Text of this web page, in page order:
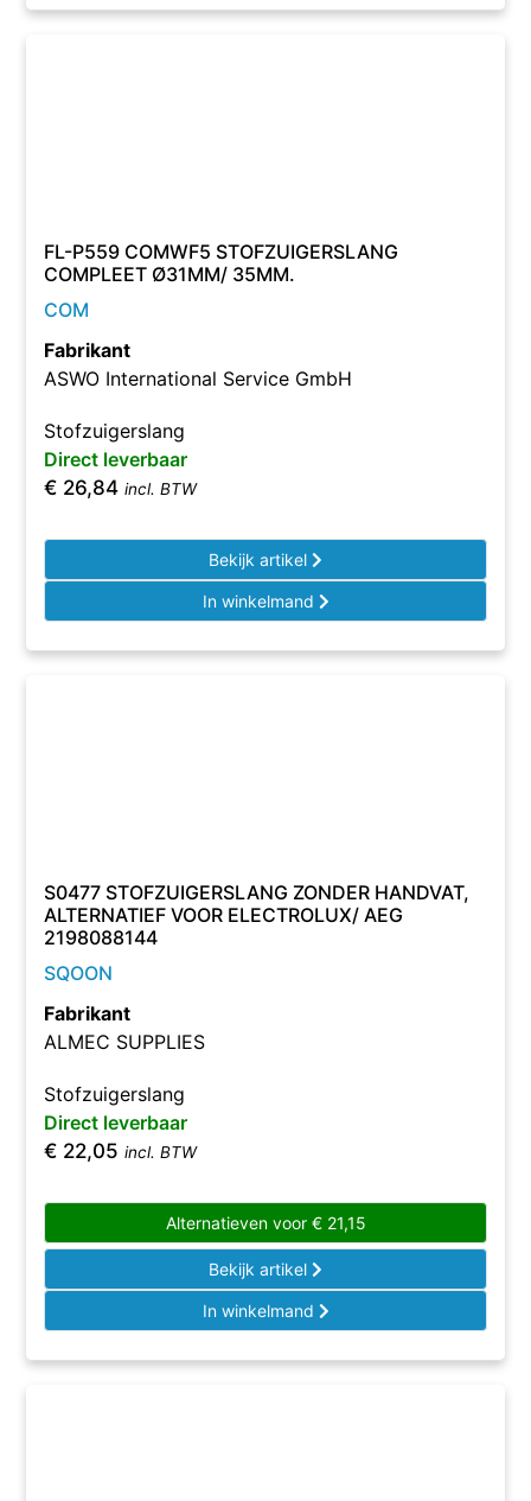
FL-P559 COMWF5 STOFZUIGERSLANG
COMPLEET Ø31MM/ 35MM.
COM
Fabrikant
ASWO International Service GmbH
Stofzuigerslang
Direct leverbaar
€ 26,84 incl. BTW
Bekijk artikel
In winkelmand
S0477 STOFZUIGERSLANG ZONDER HANDVAT,
ALTERNATIEF VOOR ELECTROLUX/ AEG
2198088144
SQOON
Fabrikant
ALMEC SUPPLIES
Stofzuigerslang
Direct leverbaar
€ 22,05 incl. BTW
Alternatieven voor €21,15
Bekijk artikel
In winkelmand